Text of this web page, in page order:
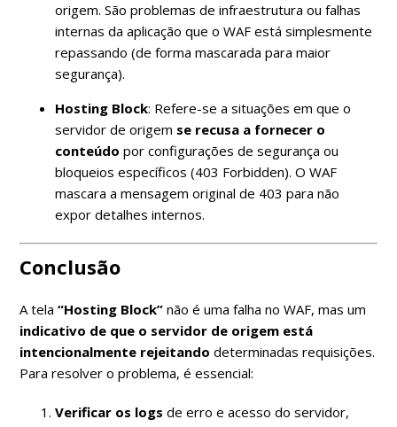
origem. São problemas de infraestrutura ou falhas
internas da aplicação que o WAF está simplesmente
repassando (de forma mascarada para maior
segurança).
Hosting Block: Refere-se a situações em que o
servidor de origem se recusa a fornecer o
conteúdo por configurações de segurança ou
bloqueios específicos (403 Forbidden). O WAF
mascara a mensagem original de 403 para não
expor detalhes internos.
Conclusão
A tela“Hosting Block” não é uma falha no WAF, mas um
indicativo de que o servidor de origem está
intencionalmente rejeitando determinadas requisições.
Para resolver o problema, é essencial:
Verificar os logs de erro e acesso do servidor,